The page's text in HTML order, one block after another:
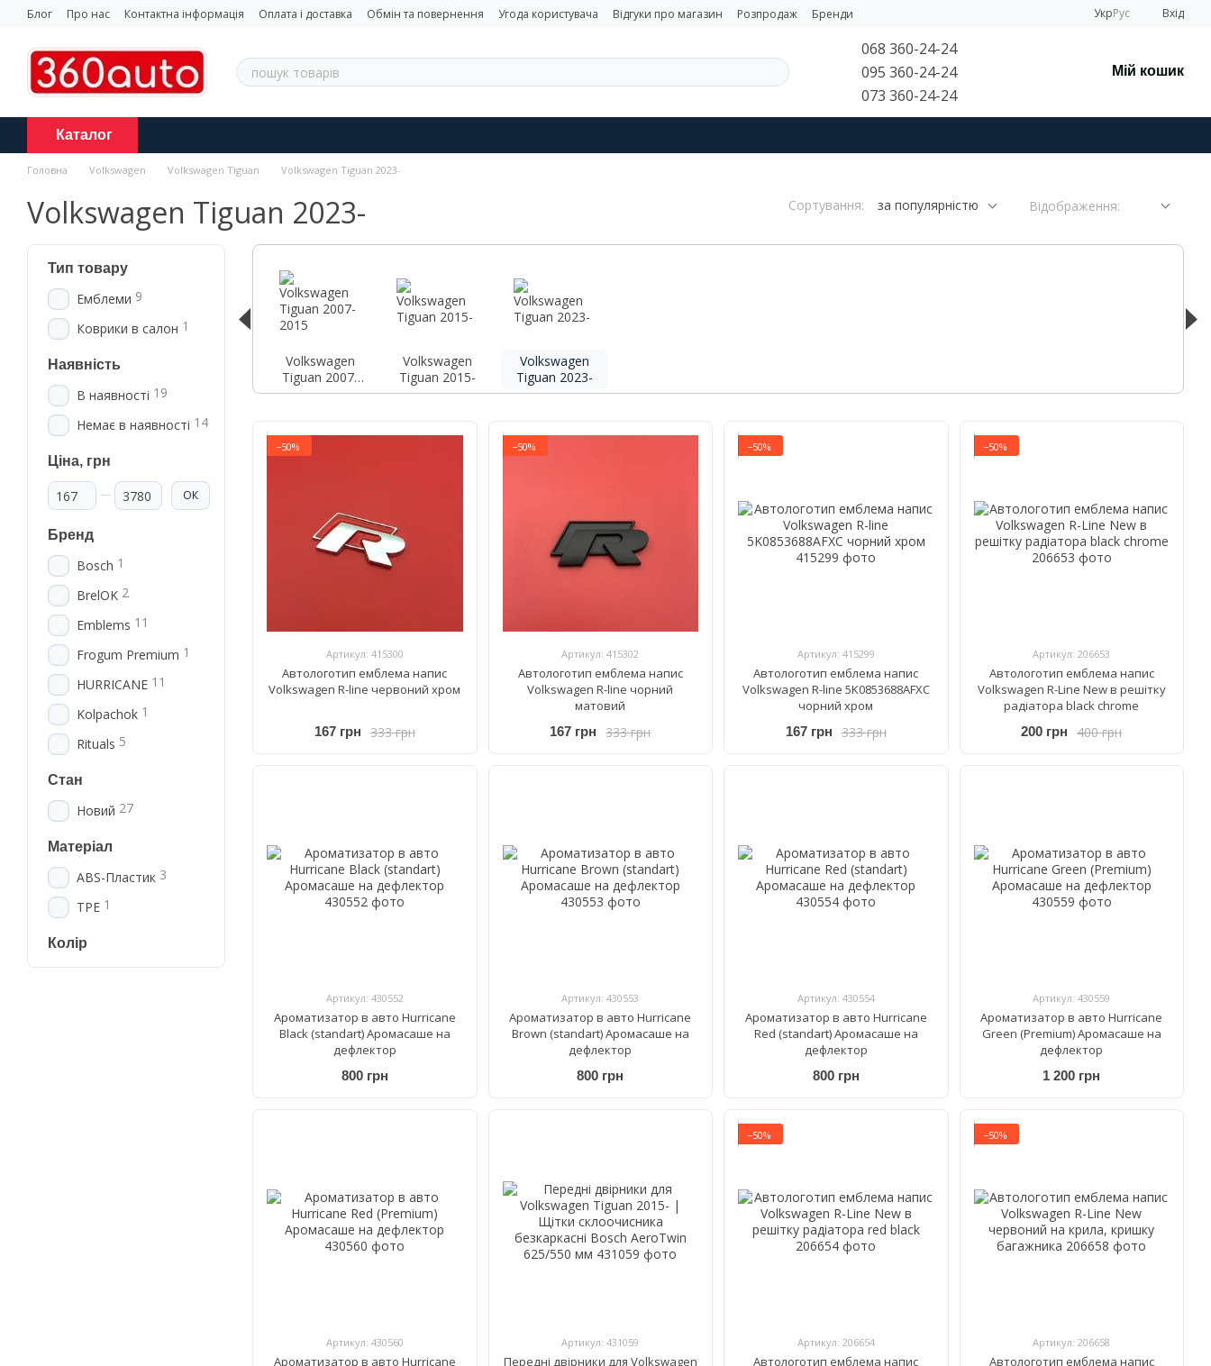
Перейти до основного контенту
Блог Про нас Контактна інформація Оплата і доставка Обмін та повернення Угода користувача Відгуки про магазин Розпродаж Бренди УкрРус Вхід
068 360-24-24
095 360-24-24
073 360-24-24
Мій кошик
Каталог
Головна Volkswagen Volkswagen Tiguan Volkswagen Tiguan 2023-
Volkswagen Tiguan 2023- Сортування: за популярністю Відображення:
Volkswagen
Tiguan 2007-
2015
Volkswagen
Tiguan 2015-
Volkswagen
Tiguan 2023-
−50%
Артикул: 415300
Автологотип емблема напис
Volkswagen R-line червоний хром
333 грн
167 грн
−50%
Артикул: 415302
Автологотип емблема напис
Volkswagen R-line чорний
матовий
333 грн
167 грн
−50%
Артикул: 415299
Автологотип емблема напис
Volkswagen R-line 5K0853688AFXC
чорний хром
333 грн
167 грн
−50%
Артикул: 206653
Автологотип емблема напис
Volkswagen R-Line New в решітку
радіатора black chrome
400 грн
200 грн
Артикул: 430552
Ароматизатор в авто Hurricane
Black (standart) Аромасаше на
дефлектор
800 грн
Артикул: 430553
Ароматизатор в авто Hurricane
Brown (standart) Аромасаше на
дефлектор
800 грн
Артикул: 430554
Ароматизатор в авто Hurricane
Red (standart) Аромасаше на
дефлектор
800 грн
Артикул: 430559
Ароматизатор в авто Hurricane
Green (Premium) Аромасаше на
дефлектор
1 200 грн
Артикул: 430560
Ароматизатор в авто Hurricane
Артикул: 431059
Передні двірники для Volkswagen
−50%
Артикул: 206654
Автологотип емблема напис
−50%
Артикул: 206658
Автологотип емблема напис
Тип товару
Емблеми 9
Коврики в салон 1
Наявність
В наявності 19
Немає в наявності 14
Ціна, грн
Від Ціна, грн
До Ціна, грн ОК
Бренд
Bosch 1
BrelOK 2
Emblems 11
Frogum Premium 1
HURRICANE 11
Kolpachok 1
Rituals 5
Стан
Новий 27
Матеріал
ABS-Пластик 3
TPE 1
Колір